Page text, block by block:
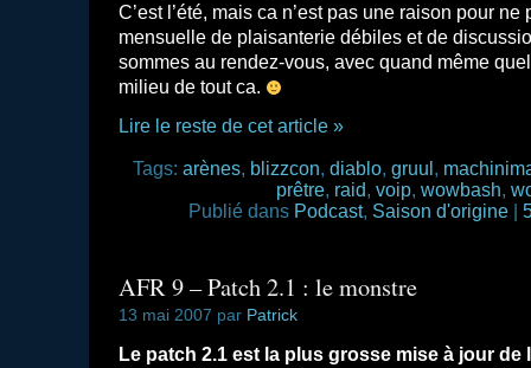
C’est l’été, mais ca n’est pas une raison pour
mensuelle de plaisanterie débiles et de
sommes au rendez-vous, avec quand même
milieu de tout ca.
Lire le reste de cet article »
Tags: arènes, blizzcon, diablo, gruul ,
prêtre, raid, voip, wowbash,
Publié dans Podcast, Saison d'origine|
AFR 9 – Patch 2.1 : le monstre
13 mai 2007 par Patrick
Le patch 2.1 est la plus grosse mise à jour